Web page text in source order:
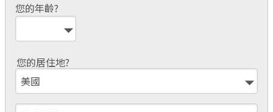
您的年齡?
您的居住地?